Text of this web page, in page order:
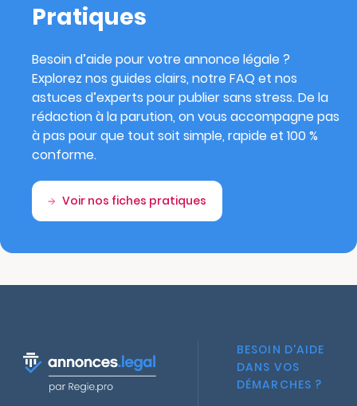
Pratiques
Besoin d’aide pour votre annonce légale ?
Explorez nos guides clairs, notre FAQ et nos
astuces d’experts pour publier sans stress. De la
rédaction à la parution, on vous accompagne pas
à pas pour que tout soit simple, rapide et 100 %
conforme.
Voir nos fiches pratiques
BESOIN D'AIDE
DANS VOS
DÉMARCHES ?